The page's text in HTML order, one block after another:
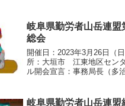
開催。各会代表の代議員２
開催されました。議長...
岐阜県勤労者山岳連盟
総会
開催日：2023年3月26日（
所：大垣市 江東地区セン
ル開会宣言：事務局長（多
立議長・書紀の選出 議
岐阜県勤労者山岳連盟